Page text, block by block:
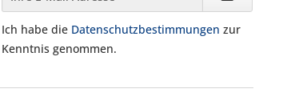
Ich habe die Datenschutzbestimmungen zur
Kenntnis genommen.